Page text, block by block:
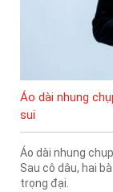
Áo dài nhung
sui
Áo dài nhung
Sau cô dâu, hai
trọng đại.